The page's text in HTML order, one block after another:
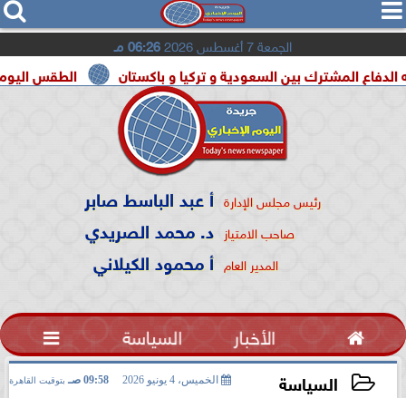
  
الجمعة 7 أغسطس 2026 06:26 مـ
الطقس اليوم شديد الحرارة بين السعودية و تركيا و باكستان
رئيس مجلس الإدارة أ عبد الباسط صابر
صاحب الامتياز د. محمد الصريدي
المدير العام أ محمود الكيلاني
 الأخبار السياسة 
السياسة الخميس، 4 يونيو 2026 09:58 صـ بتوقيت القاهرة